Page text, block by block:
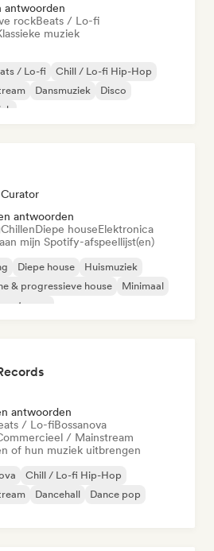
antwoorden
rockBeats / Lo-fi
muziek
/ Lo-fi
Chill / Lo-fi Hip-Hop
Dansmuziek
Disco
antwoorden
ChillenDiepe houseElektronica
mijn Spotify-afspeellijst(en)
Diepe house
Huismuziek
& progressieve house
Minimaal
antwoorden
/ Lo-fiBossanova
/ Mainstream
of hun muziek uitbrengen
Chill / Lo-fi Hip-Hop
Dancehall
Dance pop